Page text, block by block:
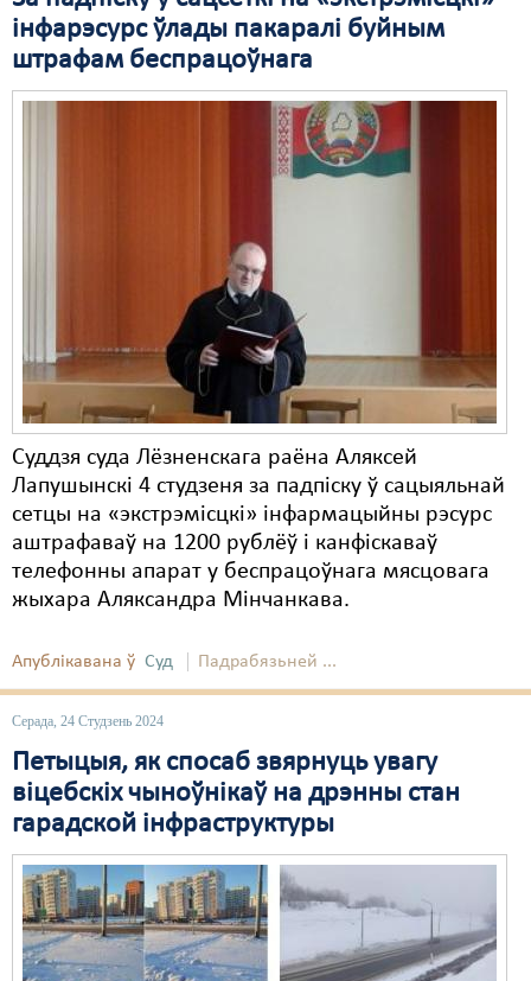
інфарэсурс ўлады пакаралі буйным
штрафам беспрацоўнага
Суддзя суда Лёзненскага раёна Аляксей
Лапушынскі 4 студзеня за падпіску ў сацыяльнай
сетцы на «экстрэмісцкі» інфармацыйны рэсурс
аштрафаваў на 1200 рублёў і канфіскаваў
телефонны апарат у беспрацоўнага мясцовага
жыхара Аляксандра Мінчанкава.
Апублікавана ў Суд Падрабязьней ...
Серада, 24 Студзень 2024
Петыцыя, як спосаб звярнуць увагу
віцебскіх чыноўнікаў на дрэнны стан
гарадской інфраструктуры
Свабода сумленьня